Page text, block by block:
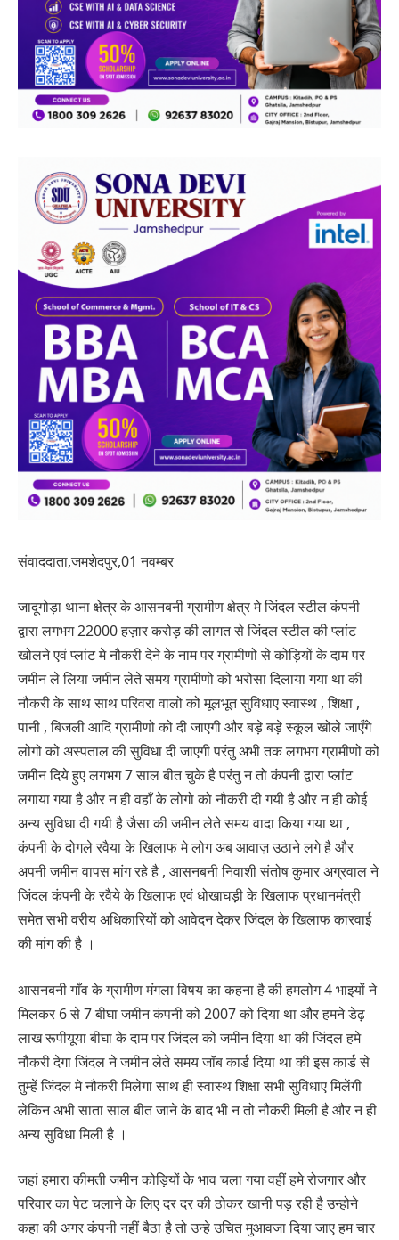
संवाददाता,जमशेदपुर,01 नवम्बर
जादूगोड़ा थाना क्षेत्र के आसनबनी ग्रामीण क्षेत्र मे जिंदल स्टील कंपनी
द्वारा लगभग 22000 हज़ार करोड़ की लागत से जिंदल स्टील की प्लांट
खोलने एवं प्लांट मे नौकरी देने के नाम पर ग्रामीणो से कोड़ियों के दाम पर
जमीन ले लिया जमीन लेते समय ग्रामीणो को भरोसा दिलाया गया था की
नौकरी के साथ साथ परिवरा वालो को मूलभूत सुविधाए स्वास्थ , शिक्षा ,
पानी , बिजली आदि ग्रामीणो को दी जाएगी और बड़े बड़े स्कूल खोले जाएँगे
लोगो को अस्पताल की सुविधा दी जाएगी परंतु अभी तक लगभग ग्रामीणो को
जमीन दिये हुए लगभग 7 साल बीत चुके है परंतु न तो कंपनी द्वारा प्लांट
लगाया गया है और न ही वहाँ के लोगो को नौकरी दी गयी है और न ही कोई
अन्य सुविधा दी गयी है जैसा की जमीन लेते समय वादा किया गया था ,
कंपनी के दोगले रवैया के खिलाफ मे लोग अब आवाज़ उठाने लगे है और
अपनी जमीन वापस मांग रहे है , आसनबनी निवाशी संतोष कुमार अग्रवाल ने
जिंदल कंपनी के रवैये के खिलाफ एवं धोखाघड़ी के खिलाफ प्रधानमंत्री
समेत सभी वरीय अधिकारियों को आवेदन देकर जिंदल के खिलाफ कारवाई
की मांग की है ।
आसनबनी गाँव के ग्रामीण मंगला विषय का कहना है की हमलोग 4 भाइयों ने
मिलकर 6 से 7 बीघा जमीन कंपनी को 2007 को दिया था और हमने डेढ़
लाख रूपीयूया बीघा के दाम पर जिंदल को जमीन दिया था की जिंदल हमे
नौकरी देगा जिंदल ने जमीन लेते समय जॉब कार्ड दिया था की इस कार्ड से
तुम्हें जिंदल मे नौकरी मिलेगा साथ ही स्वास्थ शिक्षा सभी सुविधाए मिलेंगी
लेकिन अभी साता साल बीत जाने के बाद भी न तो नौकरी मिली है और न ही
अन्य सुविधा मिली है ।
जहां हमारा कीमती जमीन कोड़ियों के भाव चला गया वहीं हमे रोजगार और
परिवार का पेट चलाने के लिए दर दर की ठोकर खानी पड़ रही है उन्होने
कहा की अगर कंपनी नहीं बैठा है तो उन्हे उचित मुआवजा दिया जाए हम चार